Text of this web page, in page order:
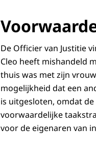
De Officier van Justitie
Cleo heeft mishandeld
thuis was met zijn
mogelijkheid dat een
is uitgesloten, omdat
voorwaardelijke
voor de eigenaren van